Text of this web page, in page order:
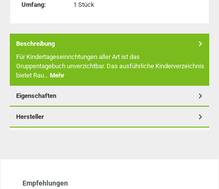
Umfang:
1 Stück
Beschreibung
Für Kindertageseinrichtungen aller Art ist das
Gruppentagebuch unverzichtbar. Das ausführliche Kinderverzeichnis
bietet Rau… Mehr
Eigenschaften
Hersteller
Produktgalerie überspringen
Empfehlungen